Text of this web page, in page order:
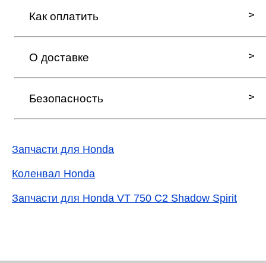
Как оплатить
О доставке
Безопасность
Запчасти для Honda
Коленвал Honda
Запчасти для Honda VT 750 C2 Shadow Spirit